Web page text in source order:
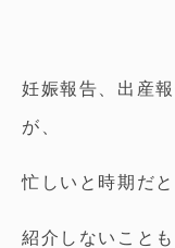
妊娠報告、出産
が、
忙しいと時期だと
紹介しないことも